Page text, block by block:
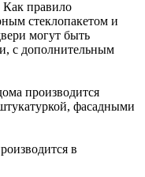
Как правило
стеклопакетом и
могут быть
с дополнительным
производится
фасадными
в